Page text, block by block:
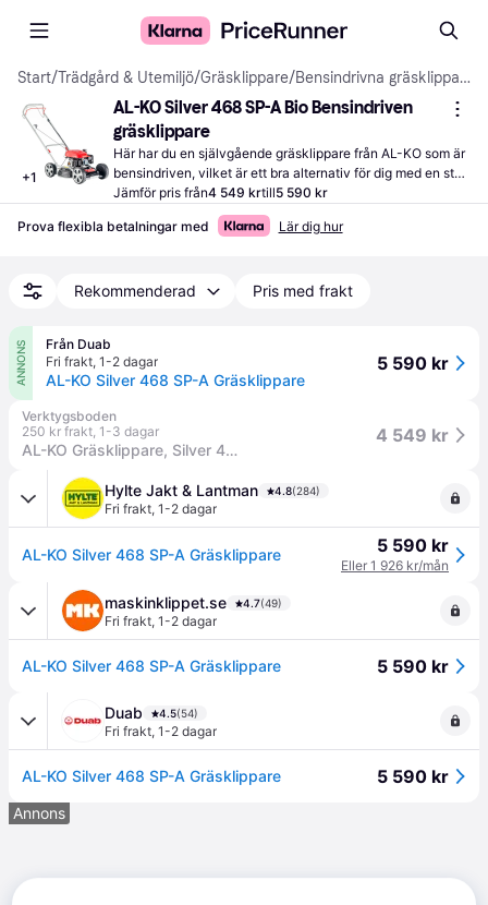
Start/Trädgård & Utemiljö/Gräsklippare/ Bensindrivna gräsklippare
+1
AL-KO Silver 468 SP-A Bio Bensindriven
gräsklippare
Här har du en självgående gräsklippare från AL-KO som är
bensindriven, vilket är ett bra alternativ för dig med en stor
trädgård. Klippbredden på 46 cm är lämplig för medelstora
Jämför pris från4 549 krtill5 590 kr
Prova flexibla betalningar med Lär dig hur
Rekommenderad Pris med frakt
ANNONS
Från Duab
Fri frakt, 1-2 dagar
AL-KO Silver 468 SP-A Gräsklippare
5 590 kr
Verktygsboden
250 kr frakt, 1-3 dagar
AL-KO Gräsklippare, Silver 468 SP-A
4 549 kr
Hylte Jakt & Lantman 4.8(284)
Fri frakt, 1-2 dagar
AL-KO Silver 468 SP-A Gräsklippare 5 590 kr
Eller 1 926 kr/mån
maskinklippet.se 4.7(49)
Fri frakt, 1-2 dagar
AL-KO Silver 468 SP-A Gräsklippare 5 590 kr
Duab 4.5(54)
Fri frakt, 1-2 dagar
AL-KO Silver 468 SP-A Gräsklippare 5 590 kr
Annons